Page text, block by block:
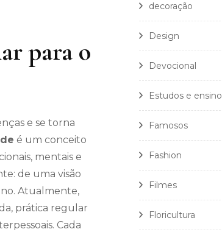
para o
e se torna
é um conceito
mentais e
de uma visão
Atualmente,
prática regular
Cada
decoração
Design
Devocional
Estudos e ensino
Famosos
Fashion
Filmes
Floricultura